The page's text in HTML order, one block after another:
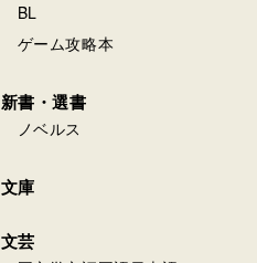
BL
ゲーム攻略本
新書・選書
ノベルス
文庫
文芸